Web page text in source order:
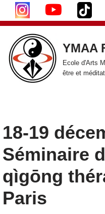
Aller
au
contenu
YMAA
Ecole d'Arts
être et
18-19
Séminaire
qìgōng
Paris